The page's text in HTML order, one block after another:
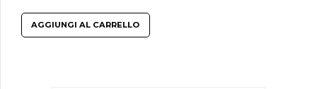
AGGIUNGI AL CARRELLO